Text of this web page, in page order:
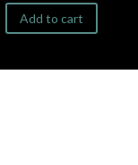
Add to cart